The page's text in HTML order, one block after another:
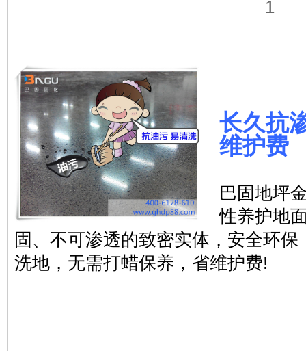
长久抗
维护费
巴固地坪
性养护地
固、不可渗透的致密实体，安全环
洗地，无需打蜡保养，省维护费!